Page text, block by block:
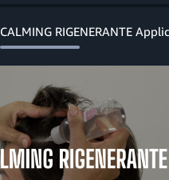
CALMING RIGENERANTE